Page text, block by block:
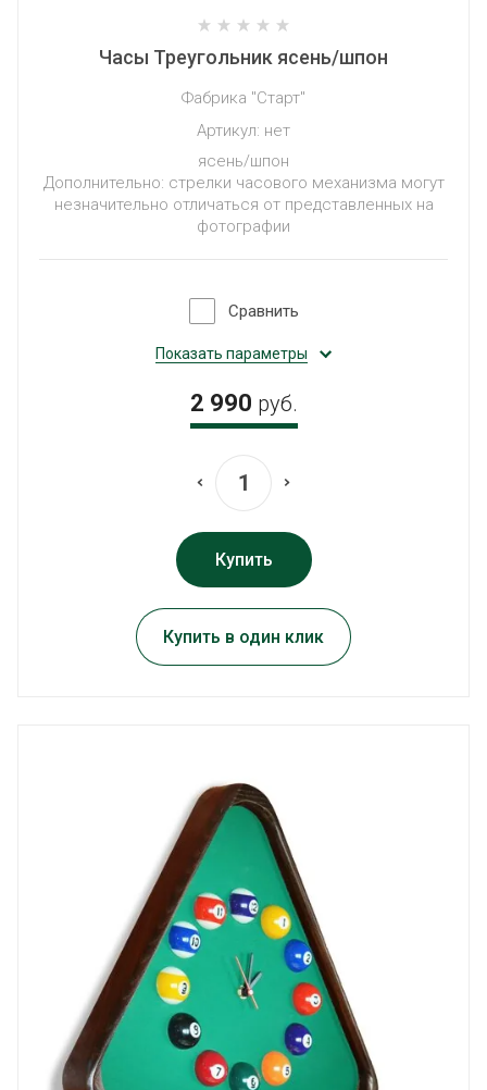
Часы Треугольник ясень/шпон
Фабрика "Старт"
Артикул: нет
ясень/шпон
Дополнительно: стрелки часового механизма могут
незначительно отличаться от представленных на
фотографии
Сравнить
Показать параметры
2 990 руб.
Купить
Купить в один клик